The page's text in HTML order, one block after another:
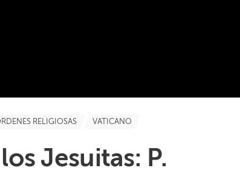
RELIGIOSAS VATICANO
Jesuitas: P.